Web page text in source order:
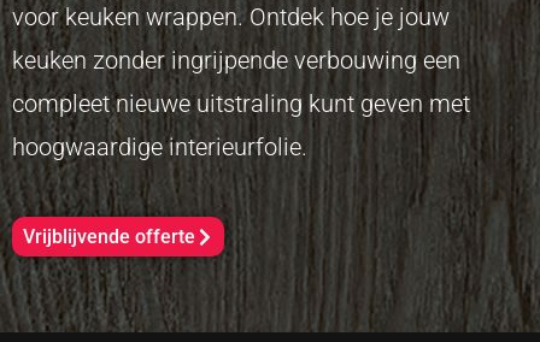
voor keuken wrappen. Ontdek hoe je jouw
keuken zonder ingrijpende verbouwing een
compleet nieuwe uitstraling kunt geven met
hoogwaardige interieurfolie.
Vrijblijvende offerte